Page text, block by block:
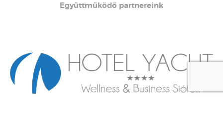
Együttműködő partnereink